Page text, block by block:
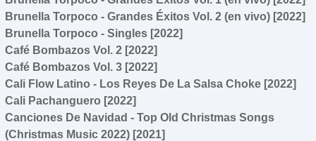
Brunella Torpoco - Grandes Éxitos Vol. 2 (en vivo) [2022]
Brunella Torpoco - Singles [2022]
Café Bombazos Vol. 2 [2022]
Café Bombazos Vol. 3 [2022]
Cali Flow Latino - Los Reyes De La Salsa Choke [2022]
Cali Pachanguero [2022]
Canciones De Navidad - Top Old Christmas Songs
(Christmas Music 2022) [2021]